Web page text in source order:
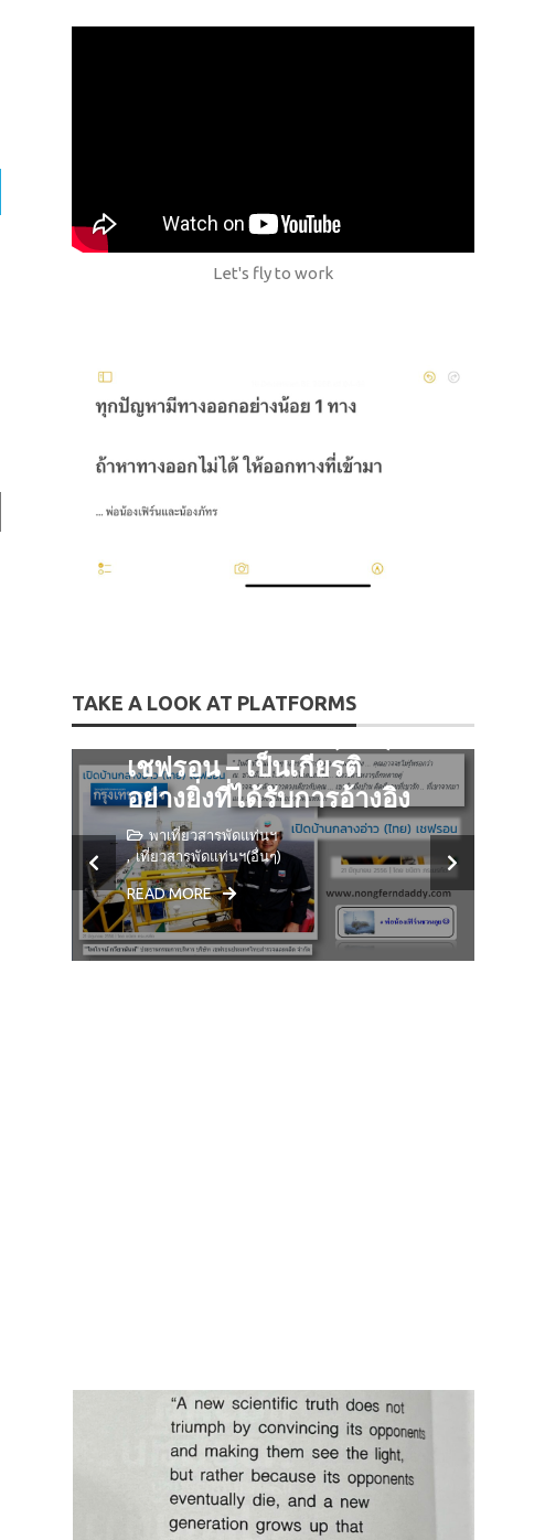
Let's fly to work
TAKE A LOOK AT PLATFORMS
เปิดบ้านกลางอ่าว (ไทย)
เชฟรอน – เป็นเกียรติ
อย่างยิ่งที่ได้รับการอ้างอิง
พาเที่ยวสารพัดแท่นฯ
เที่ยวสารพัดแท่นฯ(อื่นๆ)
READ MORE